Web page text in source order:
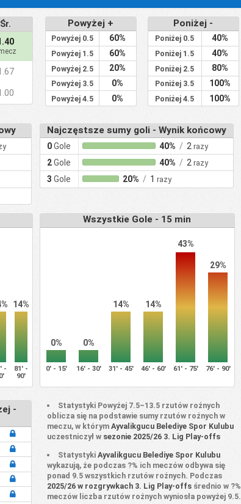
Śr. Powyżej +
Powyżej 0.5 60%
Powyżej 1.5 60%
Powyżej 2.5 20%
Powyżej 3.5 0%
Powyżej 4.5 0%
Poniżej -
Poniżej 0.5 40%
Poniżej 1.5 40%
Poniżej 2.5 80%
Poniżej 3.5 100%
Poniżej 4.5 100%
Najczęstsze sumy goli - Wynik końcowy
0Gole 40% / 2 razy
2Gole 40% / 2 razy
3Gole 20% / 1 razy
14%
-
81' -
90'
Wszystkie Gole - 15 min
0% 0%
14% 14%
43%
29%
0' - 15' 16' - 30' 31' - 45' 46' - 60' 61' - 75' 76' - 90'
-
Statystyki Powyżej 7.5–13.5 rzutów rożnych
oblicza się na podstawie sumy rzutów rożnych w
meczu, w którymAyvalikgucu Belediye Spor Kulubu
uczestniczył w sezonie 2025/26 3. Lig Play-offs
Statystyki Ayvalikgucu Belediye Spor Kulubu
wykazują, że podczas ?% ich meczów odbywa się
ponad 9.5 wszystkich rzutów rożnych. Podczas
2025/26 w rozgrywkach 3. Lig Play-offs średnio w ?%
meczów liczba rzutów rożnych wyniosła powyżej 9.5.